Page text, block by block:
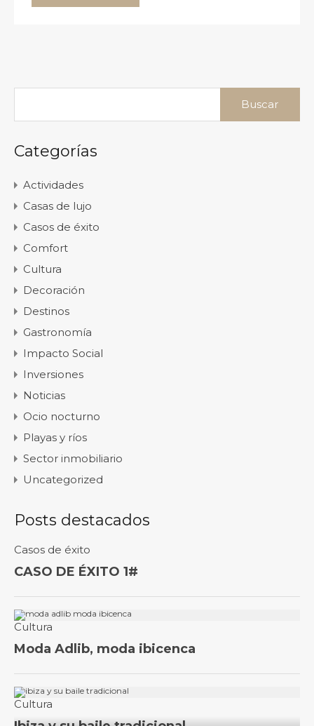
Categorías
Actividades
Casas de lujo
Casos de éxito
Comfort
Cultura
Decoración
Destinos
Gastronomía
Impacto Social
Inversiones
Noticias
Ocio nocturno
Playas y ríos
Sector inmobiliario
Uncategorized
Posts destacados